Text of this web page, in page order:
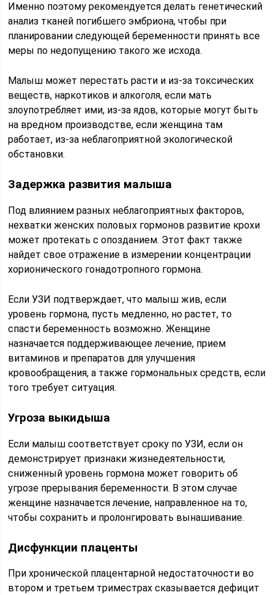
Именно поэтому рекомендуется делать генетический
анализ тканей погибшего эмбриона, чтобы при
планировании следующей беременности принять все
меры по недопущению такого же исхода.
Малыш может перестать расти и из-за токсических
веществ, наркотиков и алкоголя, если мать
злоупотребляет ими, из-за ядов, которые могут быть
на вредном производстве, если женщина там
работает, из-за неблагоприятной экологической
обстановки.
Задержка развития малыша
Под влиянием разных неблагоприятных факторов,
нехватки женских половых гормонов развитие крохи
может протекать с опозданием. Этот факт также
найдет свое отражение в измерении концентрации
хорионического гонадотропного гормона.
Если УЗИ подтверждает, что малыш жив, если
уровень гормона, пусть медленно, но растет, то
спасти беременность возможно. Женщине
назначается поддерживающее лечение, прием
витаминов и препаратов для улучшения
кровообращения, а также гормональных средств, если
того требует ситуация.
Угроза выкидыша
Если малыш соответствует сроку по УЗИ, если он
демонстрирует признаки жизнедеятельности,
сниженный уровень гормона может говорить об
угрозе прерывания беременности. В этом случае
женщине назначается лечение, направленное на то,
чтобы сохранить и пролонгировать вынашивание.
Дисфункции плаценты
При хронической плацентарной недостаточности во
втором и третьем триместрах сказывается дефицит